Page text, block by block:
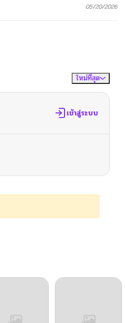
05/20/2026
ใหม่ที่สุด
เข้าสู่ระบบ